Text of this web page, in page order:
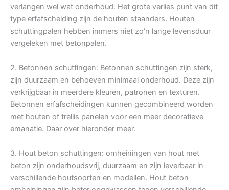
verlangen wel wat onderhoud. Het grote verlies punt van dit
type erfafscheiding zijn de houten staanders. Houten
schuttingpalen hebben immers niet zo’n lange levensduur
vergeleken met betonpalen.
2. Betonnen schuttingen: Betonnen schuttingen zijn sterk,
zijn duurzaam en behoeven minimaal onderhoud. Deze zijn
verkrijgbaar in meerdere kleuren, patronen en texturen.
Betonnen erfafscheidingen kunnen gecombineerd worden
met houten of trellis panelen voor een meer decoratieve
emanatie. Daar over hieronder meer.
3. Hout beton schuttingen: omheiningen van hout met
beton zijn onderhoudsvrij, duurzaam en zijn leverbaar in
verschillende houtsoorten en modellen. Hout beton